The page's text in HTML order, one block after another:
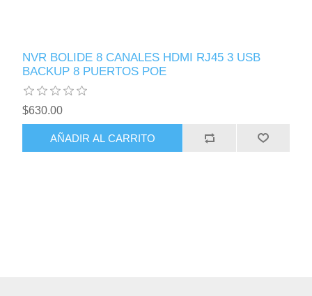
NVR BOLIDE 8 CANALES HDMI RJ45 3 USB
BACKUP 8 PUERTOS POE
$630.00
AÑADIR AL CARRITO